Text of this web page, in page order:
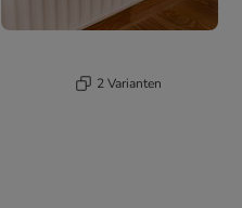
2 Varianten